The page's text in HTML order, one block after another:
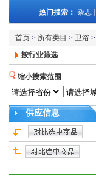
热门搜索： 杂志
首页 > 所有类目 > 卫浴 >
按行业筛选
缩小搜索范围
供应信息